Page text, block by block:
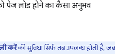
पेज लोड होने का कैसा अनुभव
करेंकी सुविधा सिर्फ़ तब उपलब्ध होती है, जब